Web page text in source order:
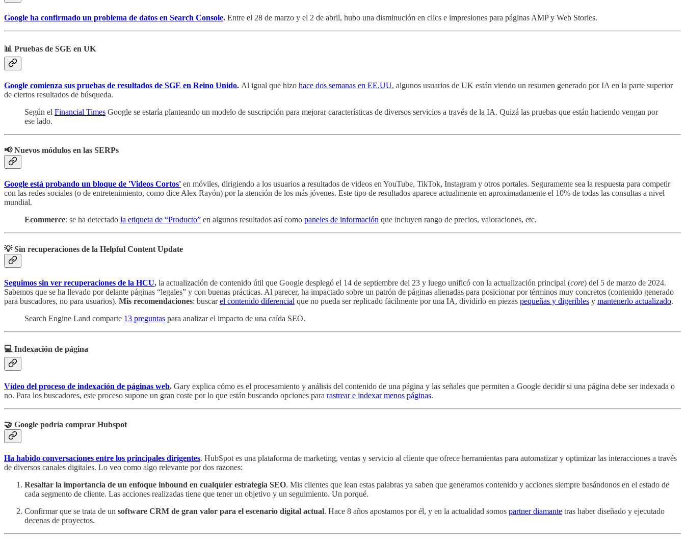
Google ha confirmado un problema de datos en Search Console. Entre el 28 de marzo y el 2 de abril, hubo una disminución en clics e impresiones para páginas AMP y Web Stories.
📊 Pruebas de SGE en UK
Google comienza sus pruebas de resultados de SGE en Reino Unido. Al igual que hizo hace dos semanas en EE.UU, algunos usuarios de UK están viendo un resumen generado por IA en la parte superior
de ciertos resultados de búsqueda.
Según el Financial Times Google se estaría planteando un modelo de suscripción para mejorar características de diversos servicios a través de la IA. Quizá las pruebas que están haciendo vengan por
ese lado.
📢 Nuevos módulos en las SERPs
Google está probando un bloque de 'Videos Cortos' en móviles, dirigiendo a los usuarios a resultados de videos en YouTube, TikTok, Instagram y otros portales. Seguramente sea la respuesta para competir
con las redes sociales (o de entretenimiento, como dice Alex Rayón) por la atención de los más jóvenes. Este tipo de resultados aparece actualmente en aproximadamente el 10% de todas las consultas a nivel
mundial.
Ecommerce: se ha detectado la etiqueta de “Producto” en algunos resultados así como paneles de información que incluyen rango de precios, valoraciones, etc.
💡 Sin recuperaciones de la Helpful Content Update
Seguimos sin ver recuperaciones de la HCU, la actualización de contenido útil que Google desplegó el 14 de septiembre del 23 y luego unificó con la actualización principal (core) del 5 de marzo de 2024.
Sabemos que se ha llevado por delante páginas “legales” y con buenas prácticas. Al parecer, ha impactado sobre un patrón de páginas alienadas para posicionar por términos muy concretos (contenido generado
para buscadores, no para usuarios). Mis recomendaciones: buscarel contenido diferencial que no pueda ser replicado fácilmente por una IA, dividirlo en piezas pequeñas y digeribles y mantenerlo actualizado.
Search Engine Land comparte 13 preguntas para analizar el impacto de una caída SEO.
💻 Indexación de página
Vídeo del proceso de indexación de páginas web. Gary explica cómo es el procesamiento y análisis del contenido de una página y las señales que permiten a Google decidir si una página debe ser indexada o
no. Para los buscadores, este proceso supone un gran coste por lo que están buscando opciones para rastrear e indexar menos páginas.
🤝 Google podría comprar Hubspot
Ha habido conversaciones entre los principales dirigentes. HubSpot es una plataforma de marketing, ventas y servicio al cliente que ofrece herramientas para automatizar y optimizar las interacciones a través
de diversos canales digitales. Lo veo como algo relevante por dos razones:
Resaltar la importancia de un enfoque inbound en cualquier estrategia SEO. Mis clientes que lean estas palabras ya saben que generamos contenido y acciones siempre basándonos en el estado de
cada segmento de cliente. Las acciones realizadas tiene que tener un objetivo y un seguimiento. Un porqué.
Confirmar que se trata de un software CRM de gran valor para el escenario digital actual. Hace 8 años apostamos por él, y en la actualidad somos partner diamante tras haber diseñado y ejecutado
decenas de proyectos.